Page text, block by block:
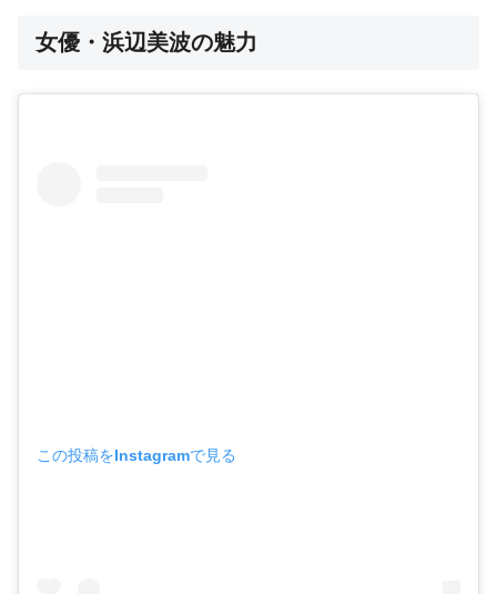
女優・浜辺美波の魅力
この投稿をInstagramで見る